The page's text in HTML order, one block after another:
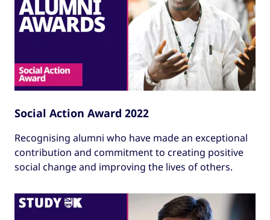
Social Action Award 2022
Recognising alumni who have made an exceptional
contribution and commitment to creating positive
social change and improving the lives of others.